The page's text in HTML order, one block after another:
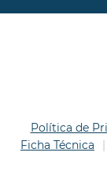
Política de
Ficha Técnica